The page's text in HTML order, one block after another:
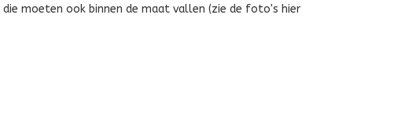
moeten ook binnen de maat vallen (zie de foto's hier